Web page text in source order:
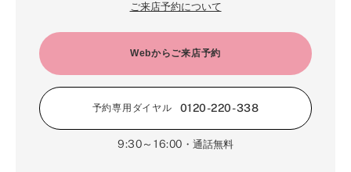
ご来店予約について
Webからご来店予約
予約専用ダイヤル 0120-220-338
9:30～16:00 ・通話無料